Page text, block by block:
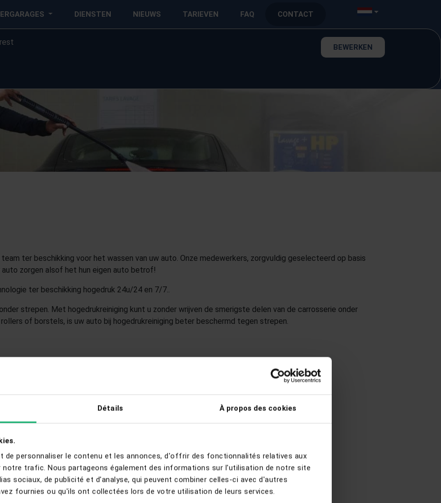
Détails À propos des cookies
de personnaliser le contenu et les annonces, d'offrir des fonctionnalités relatives aux
notre trafic. Nous partageons également des informations sur l'utilisation de notre site
sociaux, de publicité et d'analyse, qui peuvent combiner celles-ci avec d'autres
fournies ou qu'ils ont collectées lors de votre utilisation de leurs services.
DIENSTEN NIEUWS TARIEVEN FAQ CONTACT
BEWERKEN
ter beschikking voor het wassen van uw auto. Onze medewerkers, zorgvuldig geselecteerd op basis
zorgen alsof het hun eigen auto betrof!
ter beschikking hogedruk 24u/24 en 7/7.
strepen. Met hogedrukreiniging kunt u zonder wrijven de smerigste delen van de carrosserie onder
of borstels, is uw auto bij hogedrukreiniging beter beschermd tegen strepen.
Paris
60
Onze wassen formules